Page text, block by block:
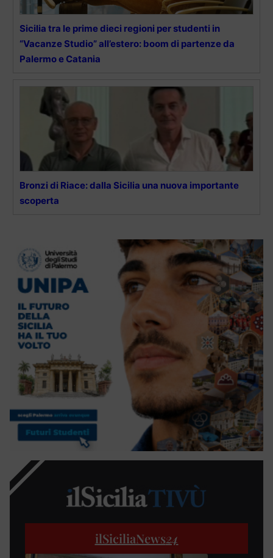
Sicilia tra le prime dieci regioni per studenti in
“Vacanze Studio” all’estero: boom di partenze da
Palermo e Catania
Bronzi di Riace: dalla Sicilia una nuova importante
scoperta
ilSiciliaNews24